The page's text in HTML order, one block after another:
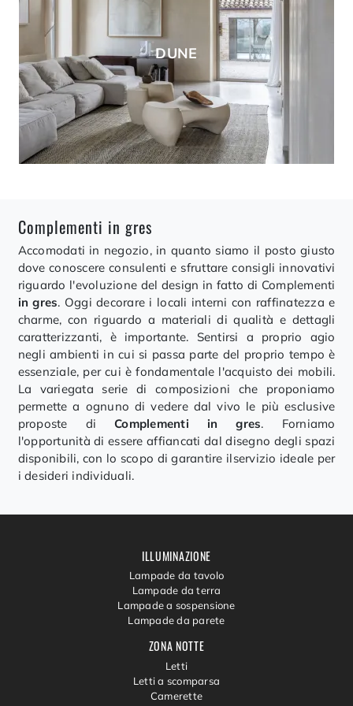
DUNE
Complementi in gres
Accomodati in negozio, in quanto siamo il posto giusto
dove conoscere consulenti e sfruttare consigli innovativi
riguardo l'evoluzione del design in fatto di Complementi
in gres. Oggi decorare i locali interni con raffinatezza e
charme, con riguardo a materiali di qualità e dettagli
caratterizzanti, è importante. Sentirsi a proprio agio
negli ambienti in cui si passa parte del proprio tempo è
essenziale, per cui è fondamentale l'acquisto dei mobili.
La variegata serie di composizioni che proponiamo
permette a ognuno di vedere dal vivo le più esclusive
proposte di Complementi in gres. Forniamo
l'opportunità di essere affiancati dal disegno degli spazi
disponibili, con lo scopo di garantire ilservizio ideale per
i desideri individuali.
ZONA NOTTE
Letti
Letti a scomparsa
Camerette
ILLUMINAZIONE
Lampade da tavolo
Lampade da terra
Lampade a sospensione
Lampade da parete